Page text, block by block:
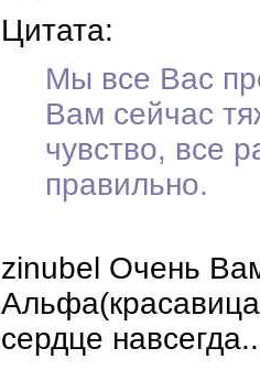
Цитата:
Мы все Вас
Вам сейчас
чувство, все
правильно.
zinubel Очень
сердце